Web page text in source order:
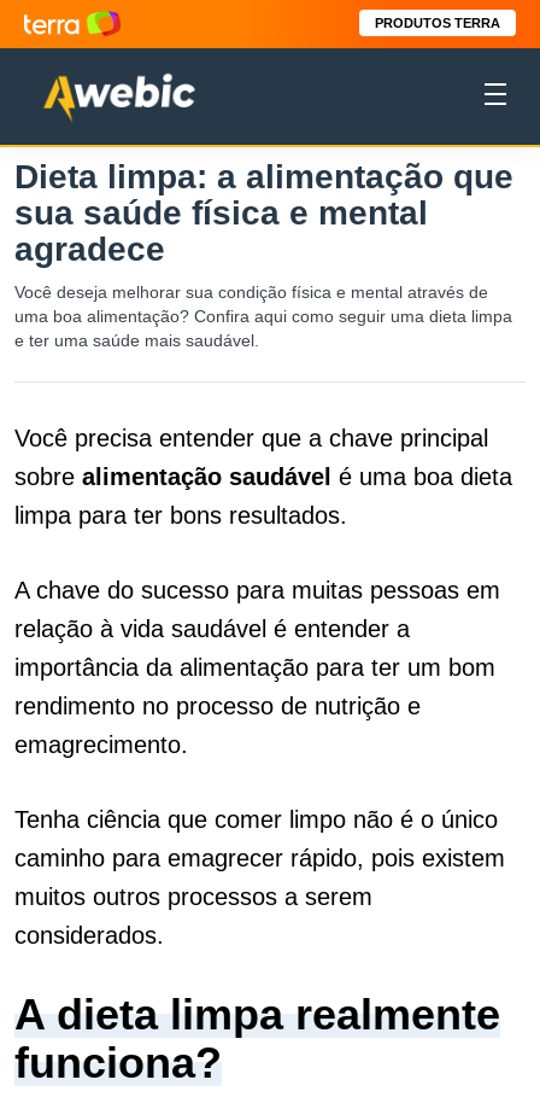
PRODUTOS TERRA
Dieta limpa: a alimentação que
sua saúde física e mental
agradece
Você deseja melhorar sua condição física e mental através de
uma boa alimentação? Confira aqui como seguir uma dieta limpa
e ter uma saúde mais saudável.
Você precisa entender que a chave principal
sobre alimentação saudável é uma boa dieta
limpa para ter bons resultados.
A chave do sucesso para muitas pessoas em
relação à vida saudável é entender a
importância da alimentação para ter um bom
rendimento no processo de nutrição e
emagrecimento.
Tenha ciência que comer limpo não é o único
caminho para emagrecer rápido, pois existem
muitos outros processos a serem
considerados.
A dieta limpa realmente
funciona?